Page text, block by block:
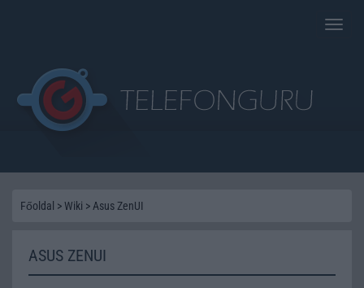
Toggle
Főoldal >Wiki > Asus ZenUI
ASUS ZENUI